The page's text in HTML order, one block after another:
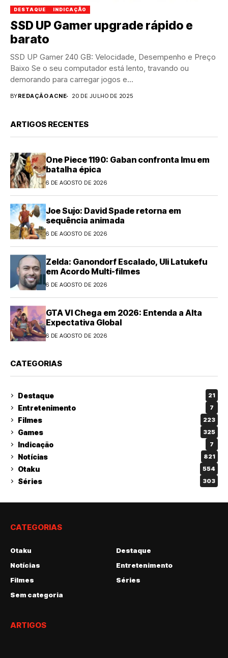
DESTAQUE INDICAÇÃO
SSD UP Gamer upgrade rápido e
barato
SSD UP Gamer 240 GB: Velocidade, Desempenho e Preço
Baixo Se o seu computador está lento, travando ou
demorando para carregar jogos e...
BYREDAÇÃO ACNE 20 DE JULHO DE 2025
ARTIGOS RECENTES
One Piece 1190: Gaban confronta Imu em
batalha épica
6 DE AGOSTO DE 2026
Joe Sujo: David Spade retorna em
sequência animada
6 DE AGOSTO DE 2026
Zelda: Ganondorf Escalado, Uli Latukefu
em Acordo Multi-filmes
6 DE AGOSTO DE 2026
GTA VI Chega em 2026: Entenda a Alta
Expectativa Global
6 DE AGOSTO DE 2026
CATEGORIAS
Destaque 21
Entretenimento 7
Filmes 223
Games 325
Indicação 7
Notícias 821
Otaku 554
Séries 303
CATEGORIAS
Otaku
Destaque
Notícias
Entretenimento
Filmes
Séries
Sem categoria
ARTIGOS